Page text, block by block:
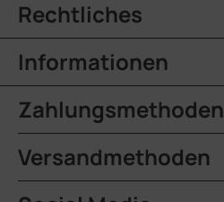
Rechtliches
Informationen
Zahlungsmethoden
Versandmethoden